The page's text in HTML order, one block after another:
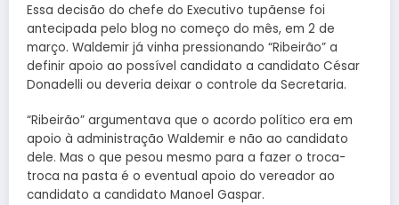
Essa decisão do chefe do Executivo tupãense foi
antecipada pelo blog no começo do mês, em 2 de
março. Waldemir já vinha pressionando “Ribeirão” a
definir apoio ao possível candidato a candidato César
Donadelli ou deveria deixar o controle da Secretaria.
“Ribeirão” argumentava que o acordo político era em
apoio à administração Waldemir e não ao candidato
dele. Mas o que pesou mesmo para a fazer o troca-
troca na pasta é o eventual apoio do vereador ao
candidato a candidato Manoel Gaspar.